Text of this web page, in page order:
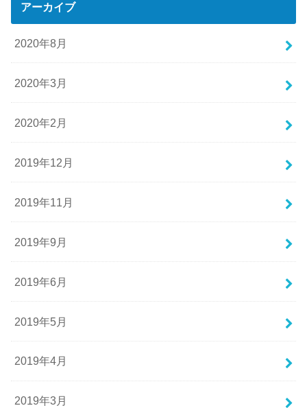
アーカイブ
2020年8月
2020年3月
2020年2月
2019年12月
2019年11月
2019年9月
2019年6月
2019年5月
2019年4月
2019年3月